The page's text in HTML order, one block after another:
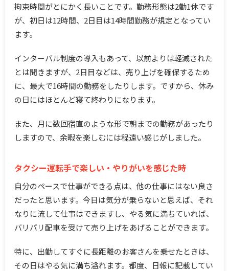
拘束時間がとにかく長いことです。勤務形態は2勤1休です
が、初日は12時間、2日目は14時間勤務が規定となってい
ます。
インターバル制度の導入もあって、以前よりは軽減された
とは聞きますが、2日目などは、売り上げを確保するため
に、最大で16時間の勤務をしたりします。ですから、休み
の日にはほとんど寝て終わりになります。
また、月に数回宿直のような形で朝までの勤務があったり
しますので、余暇を楽しむには程遠い感じがしました。
タクシー運転手で楽しい・やりがいを感じた時
自分のペースで仕事ができる点は、他の仕事にはない良さ
だったと思います。今日は気分が乗らないと思えば、それ
なりに流して仕事はできますし、やる気に満ちていれば、
バリバリ配車を受けて売り上げをあげることができます。
特に、出勤してすぐに長距離のお客さんを乗せたときは、
その日はやる気に満ち溢れます。都度、日報に記載してい